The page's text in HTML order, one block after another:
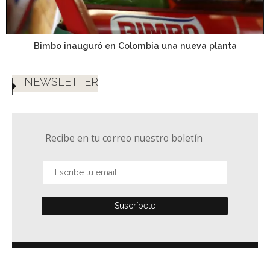
Bimbo inauguró en Colombia una nueva planta
NEWSLETTER
Recibe en tu correo nuestro boletín